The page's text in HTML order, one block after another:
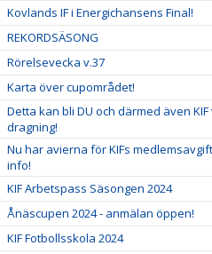
Kovlands IF i Energichansens Final!
REKORDSÄSONG
Rörelsevecka v.37
Karta över cupområdet!
Detta kan bli DU och därmed även
dragning!
Nu har avierna för KIFs
info!
KIF Arbetspass Säsongen 2024
Ånäscupen 2024 - anmälan öppen!
KIF Fotbollsskola 2024